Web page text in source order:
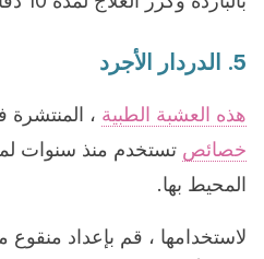
5. الدردار الأجرد
هذه العشبة الطبية ، المنتشرة
خصائص تستخدم منذ سنوات
المحيط بها.
لاستخدامها ، قم بإعداد منقوع